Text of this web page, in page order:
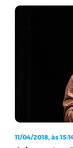
11/04/2018, às